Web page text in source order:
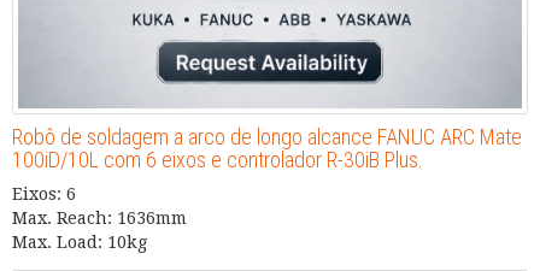
Robô de soldagem a arco de longo alcance FANUC ARC Mate
100iD/10L com 6 eixos e controlador R-30iB Plus.
Eixos: 6
Max. Reach: 1636mm
Max. Load: 10kg